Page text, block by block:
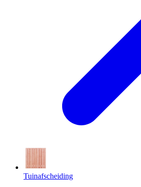
Tuinafscheiding